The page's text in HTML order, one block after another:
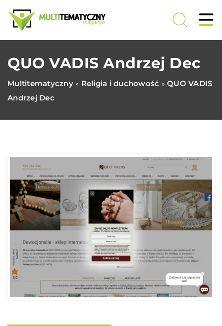
QUO VADIS Andrzej Dec
Multitematyczny» Religia i duchowość » QUO VADIS
Andrzej Dec